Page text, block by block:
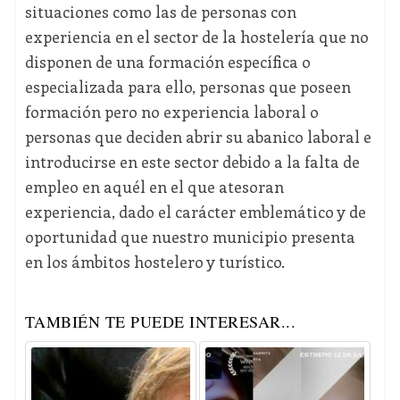
situaciones como las de personas con
experiencia en el sector de la hostelería que no
disponen de una formación específica o
especializada para ello, personas que poseen
formación pero no experiencia laboral o
personas que deciden abrir su abanico laboral e
introducirse en este sector debido a la falta de
empleo en aquél en el que atesoran
experiencia, dado el carácter emblemático y de
oportunidad que nuestro municipio presenta
en los ámbitos hostelero y turístico.
TAMBIÉN TE PUEDE INTERESAR...